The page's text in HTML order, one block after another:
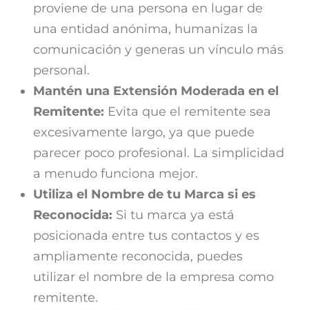
proviene de una persona en lugar de
una entidad anónima, humanizas la
comunicación y generas un vínculo más
personal.
Mantén una Extensión Moderada en el
Remitente: Evita que el remitente sea
excesivamente largo, ya que puede
parecer poco profesional. La simplicidad
a menudo funciona mejor.
Utiliza el Nombre de tu Marca si es
Reconocida: Si tu marca ya está
posicionada entre tus contactos y es
ampliamente reconocida, puedes
utilizar el nombre de la empresa como
remitente.